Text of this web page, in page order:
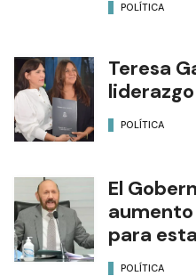
POLÍTICA
Teresa
POLÍTICA
El
aumento
para
POLÍTICA